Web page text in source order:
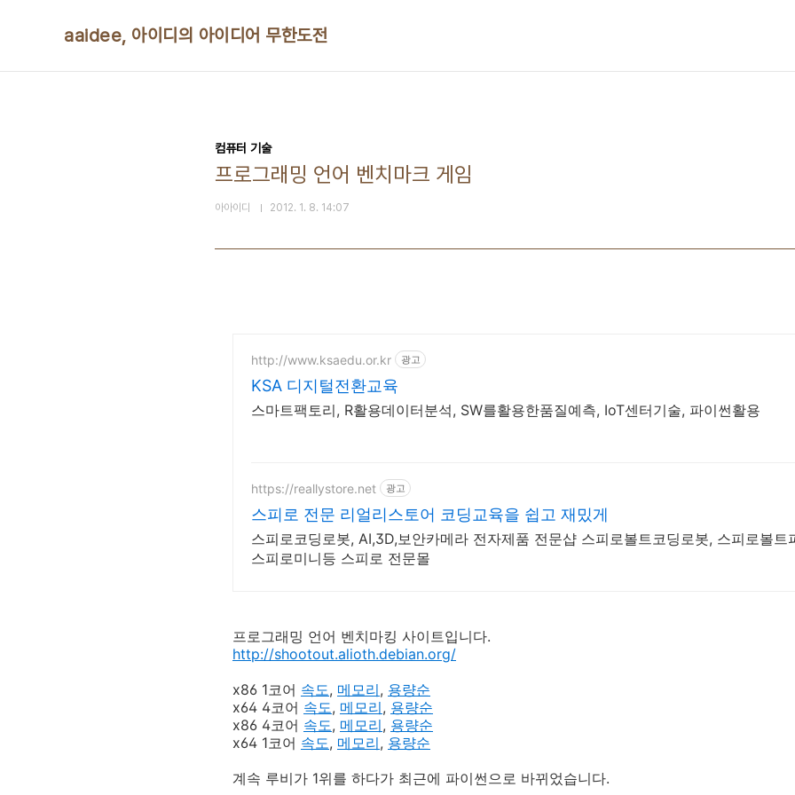
aaidee, 아이디의 아이디어 무한도전
컴퓨터 기술
프로그래밍 언어 벤치마크 게임
아아이디 2012. 1. 8. 14:07
http://www.ksaedu.or.kr 광고
KSA 디지털전환교육
스마트팩토리, R활용데이터분석, SW를활용한품질예측, IoT센터기술, 파이썬활용
https://reallystore.net 광고
스피로 전문 리얼리스토어 코딩교육을 쉽고 재밌게
스피로코딩로봇, AI,3D,보안카메라 전자제품 전문샵 스피로볼트코딩로봇, 스피로볼트
스피로미니등 스피로 전문몰
프로그래밍 언어 벤치마킹 사이트입니다.
http://shootout.alioth.debian.org/
x86 1코어 속도, 메모리, 용량순
x64 4코어 속도, 메모리, 용량순
x86 4코어 속도, 메모리, 용량순
x64 1코어 속도, 메모리, 용량순
계속 루비가 1위를 하다가 최근에 파이썬으로 바뀌었습니다.